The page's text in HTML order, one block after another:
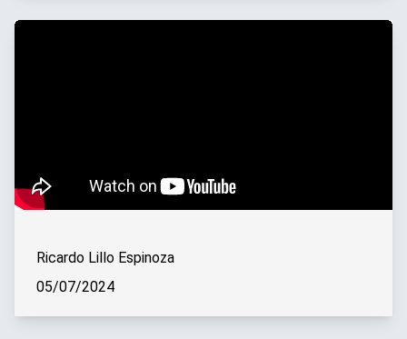
Ricardo Lillo Espinoza
05/07/2024